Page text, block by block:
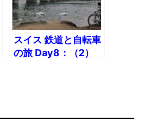
スイス 鉄道と自転車
の旅 Day8：（2）